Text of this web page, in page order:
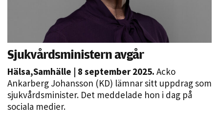
Sjukvårdsministern avgår
Hälsa,Samhälle | 8 september 2025. Acko
Ankarberg Johansson (KD) lämnar sitt uppdrag som
sjukvårdsminister. Det meddelade hon i dag på
sociala medier.